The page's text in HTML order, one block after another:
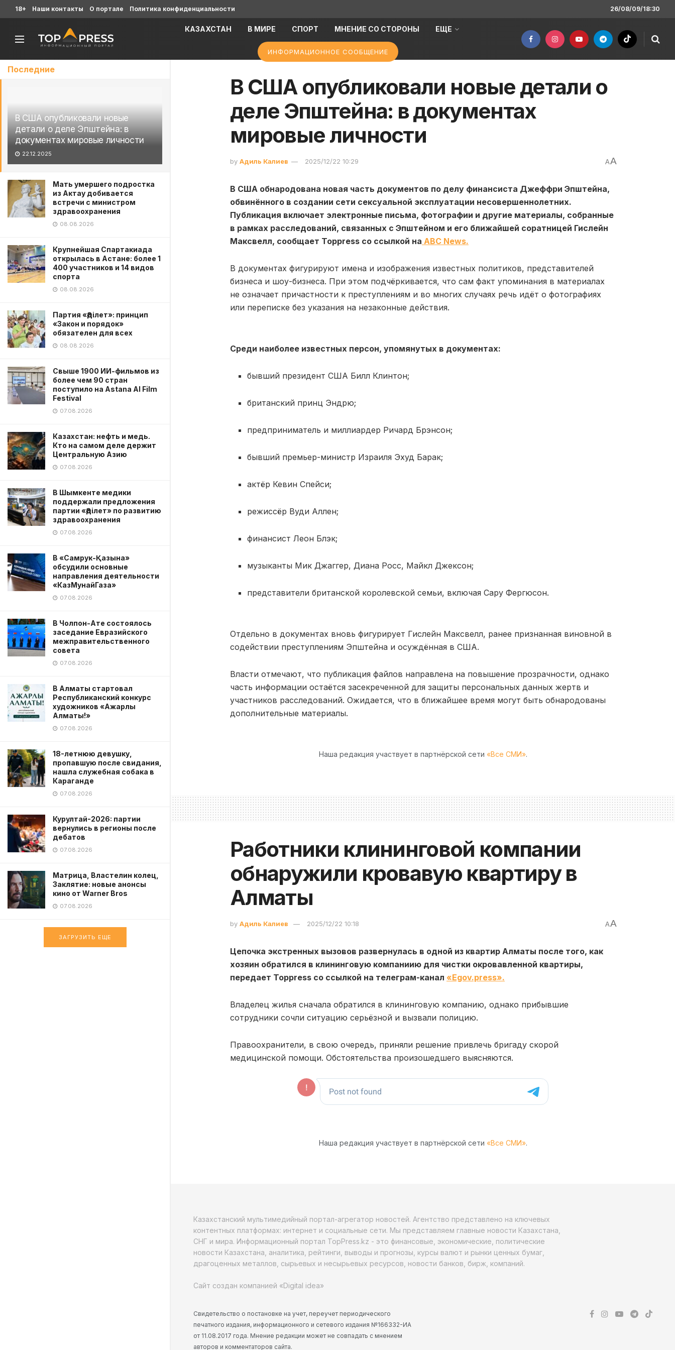
Последние
В США опубликовали новые
детали о деле Эпштейна: в
документах мировые личности
22.12.2025
Мать умершего подростка
из Актау добивается
встречи с министром
здравоохранения
08.08.2026
Крупнейшая Спартакиада
открылась в Астане: более 1
400 участников и 14 видов
спорта
08.08.2026
Партия «Әділет»: принцип
«Закон и порядок»
обязателен для всех
08.08.2026
Свыше 1900 ИИ-фильмов из
более чем 90 стран
поступило на Astana AI Film
Festival
07.08.2026
Казахстан: нефть и медь.
Кто на самом деле держит
Центральную Азию
07.08.2026
В Шымкенте медики
поддержали предложения
партии «Әділет» по развитию
здравоохранения
07.08.2026
В «Самрук-Қазына»
обсудили основные
направления деятельности
«КазМунайГаза»
07.08.2026
В Чолпон-Ате состоялось
заседание Евразийского
межправительственного
совета
07.08.2026
В Алматы стартовал
Республиканский конкурс
художников «Ажарлы
Алматы!»
07.08.2026
18-летнюю девушку,
пропавшую после свидания,
нашла служебная собака в
Караганде
07.08.2026
Курултай-2026: партии
вернулись в регионы после
дебатов
07.08.2026
Матрица, Властелин колец,
Заклятие: новые анонсы
кино от Warner Bros
07.08.2026
ЗАГРУЗИТЬ ЕЩЕ
18+ Наши контакты О портале Политика конфиденциальности 26/08/09/18:30
КАЗАХСТАН В МИРЕ СПОРТ МНЕНИЕ СО СТОРОНЫ ЕЩЕ
ИНФОРМАЦИОННОЕ СООБЩЕНИЕ
В США опубликовали новые детали о
деле Эпштейна: в документах
мировые личности
by Адиль Калиев 2025/12/22 10:29 AA
В США обнародована новая часть документов по делу финансиста Джеффри Эпштейна,
обвинённого в создании сети сексуальной эксплуатации несовершеннолетних.
Публикация включает электронные письма, фотографии и другие материалы, собранные
в рамках расследований, связанных с Эпштейном и его ближайшей соратницей Гислейн
Максвелл, сообщает Toppress со ссылкой на ABC News.
В документах фигурируют имена и изображения известных политиков, представителей
бизнеса и шоу-бизнеса. При этом подчёркивается, что сам факт упоминания в материалах
не означает причастности к преступлениям и во многих случаях речь идёт о фотографиях
или переписке без указания на незаконные действия.
Среди наиболее известных персон, упомянутых в документах:
бывший президент США Билл Клинтон;
британский принц Эндрю;
предприниматель и миллиардер Ричард Брэнсон;
бывший премьер-министр Израиля Эхуд Барак;
актёр Кевин Спейси;
режиссёр Вуди Аллен;
финансист Леон Блэк;
музыканты Мик Джаггер, Диана Росс, Майкл Джексон;
представители британской королевской семьи, включая Сару Фергюсон.
Отдельно в документах вновь фигурирует Гислейн Максвелл, ранее признанная виновной в
содействии преступлениям Эпштейна и осуждённая в США.
Власти отмечают, что публикация файлов направлена на повышение прозрачности, однако
часть информации остаётся засекреченной для защиты персональных данных жертв и
участников расследований. Ожидается, что в ближайшее время могут быть обнародованы
дополнительные материалы.
Наша редакция участвует в партнёрской сети «Все СМИ».
Работники клининговой компании
обнаружили кровавую квартиру в
Алматы
by Адиль Калиев 2025/12/22 10:18 AA
Цепочка экстренных вызовов развернулась в одной из квартир Алматы после того, как
хозяин обратился в клининговую компаниию для чистки окровавленной квартиры,
передает Toppress со ссылкой на телеграм-канал «Egov.press».
Владелец жилья сначала обратился в клининговую компанию, однако прибывшие
сотрудники сочли ситуацию серьёзной и вызвали полицию.
Правоохранители, в свою очередь, приняли решение привлечь бригаду скорой
медицинской помощи. Обстоятельства произошедшего выясняются.
Наша редакция участвует в партнёрской сети «Все СМИ».
Казахстанский мультимедийный портал-агрегатор новостей. Агентство представлено на ключевых
контентных платформах: интернет и социальные сети. Мы представляем главные новости Казахстана,
СНГ и мира. Информационный портал TopPress.kz - это финансовые, экономические, политические
новости Казахстана, аналитика, рейтинги, выводы и прогнозы, курсы валют и рынки ценных бумаг,
драгоценных металлов, сырьевых и несырьевых ресурсов, новости банков, бирж, компаний.
Сайт создан компанией «Digital idea»
Свидетельство о постановке на учет, переучет периодического
печатного издания, информационного и сетевого издания №166332-ИА
от 11.08.2017 года. Мнение редакции может не совпадать с мнением
авторов и комментаторов сайта.